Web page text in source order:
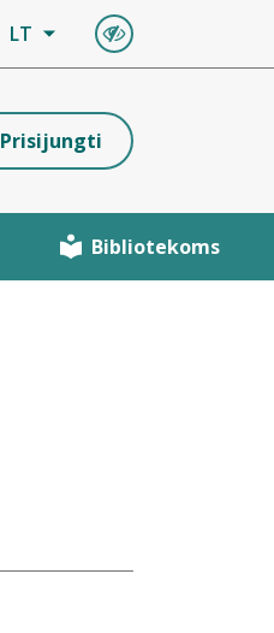
LT
Prisijungti
Bibliotekoms